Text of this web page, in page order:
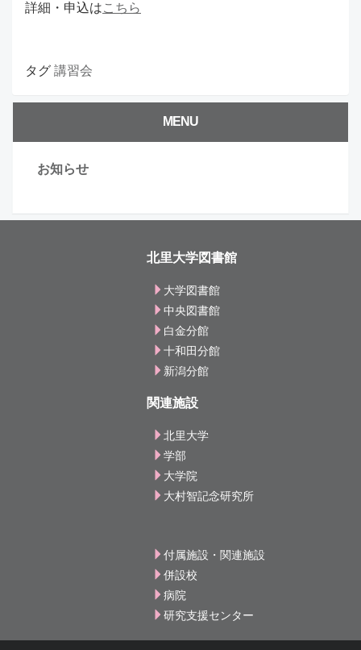
詳細・申込はこちら
タグ 講習会
MENU
お知らせ
北里大学図書館
大学図書館
中央図書館
白金分館
十和田分館
新潟分館
関連施設
北里大学
学部
大学院
大村智記念研究所
付属施設・関連施設
併設校
病院
研究支援センター